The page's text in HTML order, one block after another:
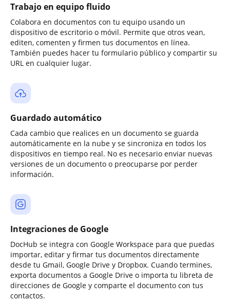
Trabajo en equipo fluido
Colabora en documentos con tu equipo usando un
dispositivo de escritorio o móvil. Permite que otros vean,
editen, comenten y firmen tus documentos en línea.
También puedes hacer tu formulario público y compartir su
URL en cualquier lugar.
Guardado automático
Cada cambio que realices en un documento se guarda
automáticamente en la nube y se sincroniza en todos los
dispositivos en tiempo real. No es necesario enviar nuevas
versiones de un documento o preocuparse por perder
información.
Integraciones de Google
DocHub se integra con Google Workspace para que puedas
importar, editar y firmar tus documentos directamente
desde tu Gmail, Google Drive y Dropbox. Cuando termines,
exporta documentos a Google Drive o importa tu libreta de
direcciones de Google y comparte el documento con tus
contactos.